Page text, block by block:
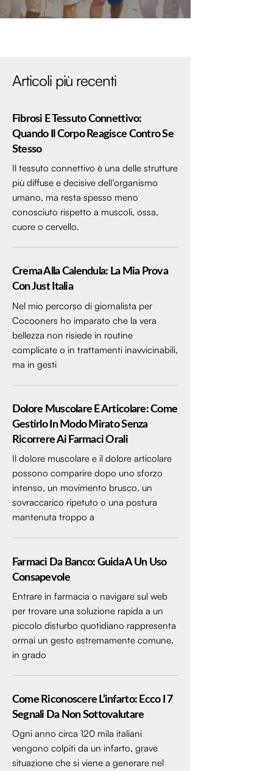
Articoli più recenti
Fibrosi E Tessuto Connettivo:
Quando Il Corpo Reagisce Contro Se
Stesso
Il tessuto connettivo è una delle strutture
più diffuse e decisive dell’organismo
umano, ma resta spesso meno
conosciuto rispetto a muscoli, ossa,
cuore o cervello.
Crema Alla Calendula: La Mia Prova
Con Just Italia
Nel mio percorso di giornalista per
Cocooners ho imparato che la vera
bellezza non risiede in routine
complicate o in trattamenti inavvicinabili,
ma in gesti
Dolore Muscolare E Articolare: Come
Gestirlo In Modo Mirato Senza
Ricorrere Ai Farmaci Orali
Il dolore muscolare e il dolore articolare
possono comparire dopo uno sforzo
intenso, un movimento brusco, un
sovraccarico ripetuto o una postura
mantenuta troppo a
Farmaci Da Banco: Guida A Un Uso
Consapevole
Entrare in farmacia o navigare sul web
per trovare una soluzione rapida a un
piccolo disturbo quotidiano rappresenta
ormai un gesto estremamente comune,
in grado
Come Riconoscere L’infarto: Ecco I 7
Segnali Da Non Sottovalutare
Ogni anno circa 120 mila italiani
vengono colpiti da un infarto, grave
situazione che si viene a generare nel